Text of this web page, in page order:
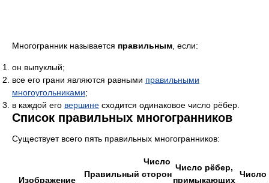
Многогранник называется правильным , если:
он выпуклый;
все его грани являются равными правильными
многоугольниками;
в каждой его вершине сходится одинаковое число рёбер.
Список правильных многогранников
Существует всего пять правильных многогранников:
Изображение
Правильный
Число
сторон
Число рёбер,
примыкающих
Число